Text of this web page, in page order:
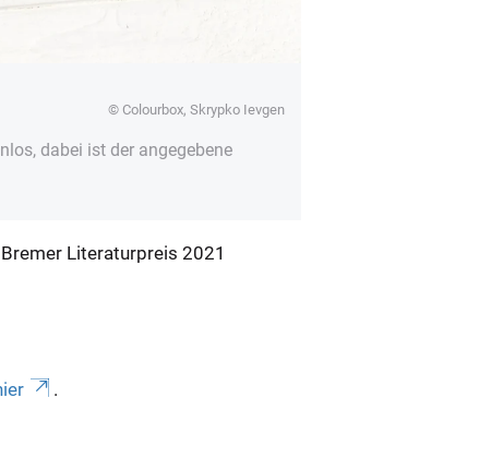
© Colourbox, Skrypko Ievgen
dabei ist der angegebene
Literaturpreis 2021
.